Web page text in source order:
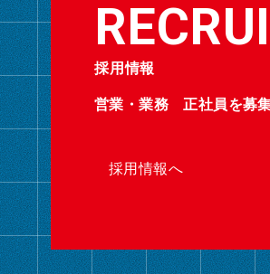
採用情報
営業・業務 正社員を募集
採用情報へ